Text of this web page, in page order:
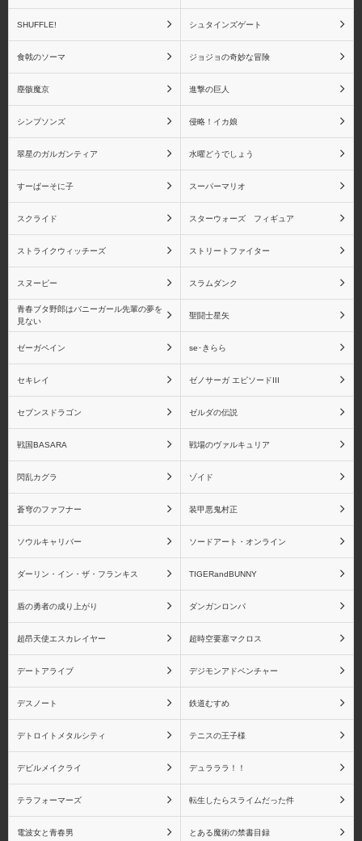
シャイニング・ハーツ
シャイニング・フォー
ス・フェザー
シャイニングブレイド
シャイニング・レゾナン
ス
ペルソナシリーズ
ペルソナ3 ペルソナ4
物語シリーズ 戦場ヶ原
ひたぎ
物語シリーズ 忍野忍
物語シリーズ 八九寺真
宵
物語シリーズ 阿良々木
月火
物語シリーズ 阿良々木
火憐
物語シリーズ 羽川翼
物語シリーズ 斧乃木余
物語シリーズ キスショ
SHUFFLE! シュタインズゲート
食戟のソーマ ジョジョの奇妙な冒険
塵骸魔京 進撃の巨人
シンプソンズ 侵略！イカ娘
翠星のガルガンティア 水曜どうでしょう
すーぱーそに子 スーパーマリオ
スクライド スターウォーズ フィギュア
ストライクウィッチーズ ストリートファイター
スヌーピー スラムダンク
青春ブタ野郎はバニーガール先輩の夢を
見ない
聖闘士星矢
ゼーガペイン se･きらら
セキレイ ゼノサーガ エピソードIII
セブンスドラゴン ゼルダの伝説
戦国BASARA 戦場のヴァルキュリア
閃乱カグラ ゾイド
蒼穹のファフナー 装甲悪鬼村正
ソウルキャリバー ソードアート・オンライン
ダーリン・イン・ザ・フランキス TIGERandBUNNY
盾の勇者の成り上がり ダンガンロンパ
超昂天使エスカレイヤー 超時空要塞マクロス
デートアライブ デジモンアドベンチャー
デスノート 鉄道むすめ
デトロイトメタルシティ テニスの王子様
デビルメイクライ デュラララ！！
テラフォーマーズ 転生したらスライムだった件
電波女と青春男 とある魔術の禁書目録